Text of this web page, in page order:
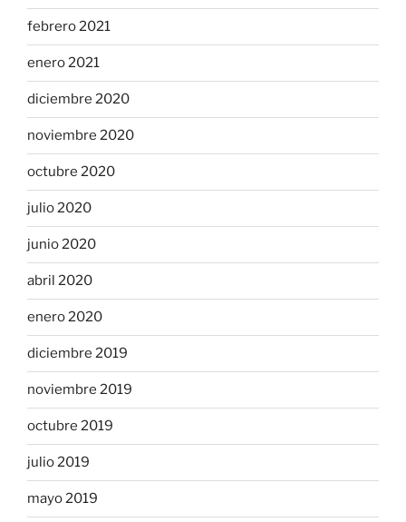
febrero 2021
enero 2021
diciembre 2020
noviembre 2020
octubre 2020
julio 2020
junio 2020
abril 2020
enero 2020
diciembre 2019
noviembre 2019
octubre 2019
julio 2019
mayo 2019